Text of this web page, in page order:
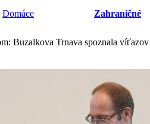
Domáce Zahraničné
Buzalkova Trnava spoznala víťazov